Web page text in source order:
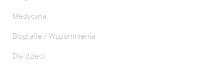
Medycyna
Biografie / Wspomnienia
Dla dzieci